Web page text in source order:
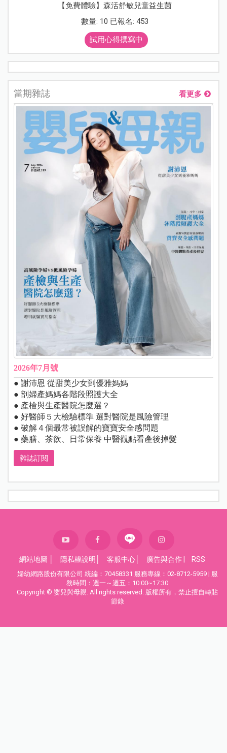
【免費體驗】森活舒敏兒童益生菌
數量: 10 已報名: 453
試用心得撰寫中
當期雜誌 看更多
2026年7月號
● 謝沛恩 從甜美少女到優雅媽媽
● 剖婦產媽媽各階段照護大全
● 產檢與生產醫院怎麼選？
● 好醫師５大檢驗標準 選對醫院是風險管理
● 破解４個最常被誤解的寶寶安全感問題
● 藥膳、茶飲、日常保養 中醫觀點看產後掉髮
雜誌訂閱
網站地圖 隱私權說明 客服中心 廣告與合作 RSS
婦幼網路股份有限公司 統編：70458331 服務專線：02-8712-5959 | 服
務時間：週一～週五：10:00~17:30
Copyright © 嬰兒與母親. All rights reserved. 版權所有，禁止擅自轉貼
節錄